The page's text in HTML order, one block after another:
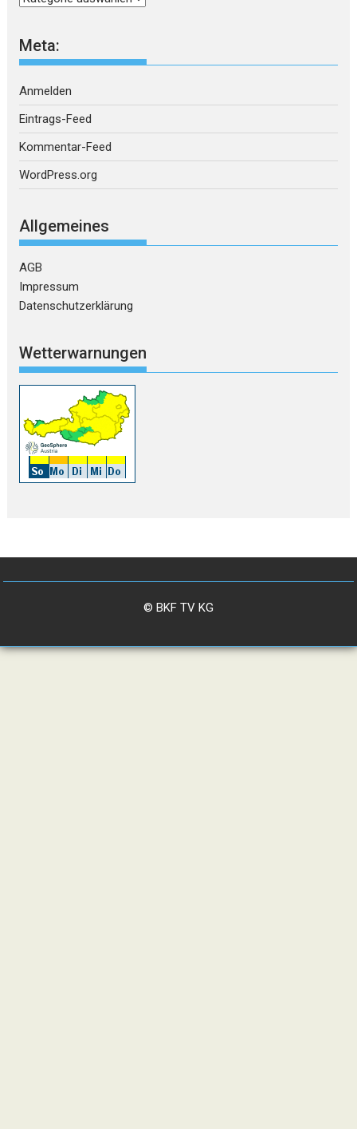
Meta:
Anmelden
Eintrags-Feed
Kommentar-Feed
WordPress.org
Allgemeines
AGB
Impressum
Datenschutzerklärung
Wetterwarnungen
© BKF TV KG